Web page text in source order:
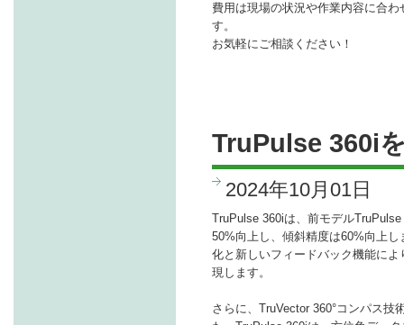
費用は現場の状況や作業内容に合
す。
お気軽にご相談ください！
TruPulse 360i
2024年10月01日
TruPulse 360iは、前モデル
50%向上し、傾斜精度は60%向上
化と新しいフィードバック機能に
現します。
さらに、TruVector 360°コンパス技